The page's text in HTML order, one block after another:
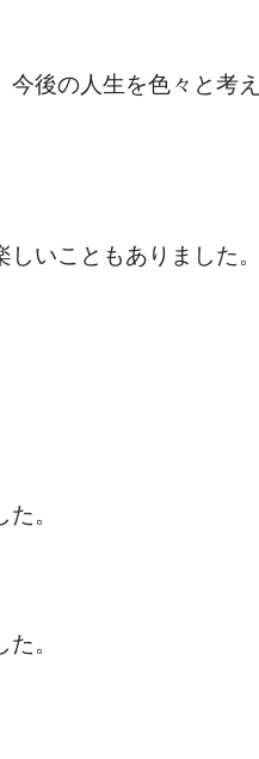
後の人生を色々と考
いこともありました。
。
。